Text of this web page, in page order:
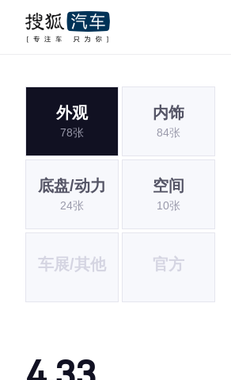
外观
78张
内饰
84张
底盘/动力
24张
空间
10张
车展/其他 官方